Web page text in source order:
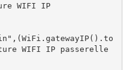
WIFI IP
WIFI IP passerelle